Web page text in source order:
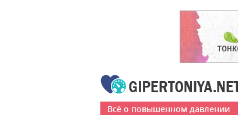
Всё о повышенном давлении